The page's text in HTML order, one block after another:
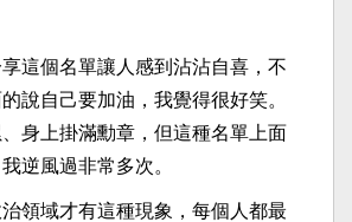
這個名單讓人感到沾沾自喜，不
說自己要加油，我覺得很好笑。
身上掛滿勳章，但這種名單上面
逆風過非常多次。
領域才有這種現象，每個人都最